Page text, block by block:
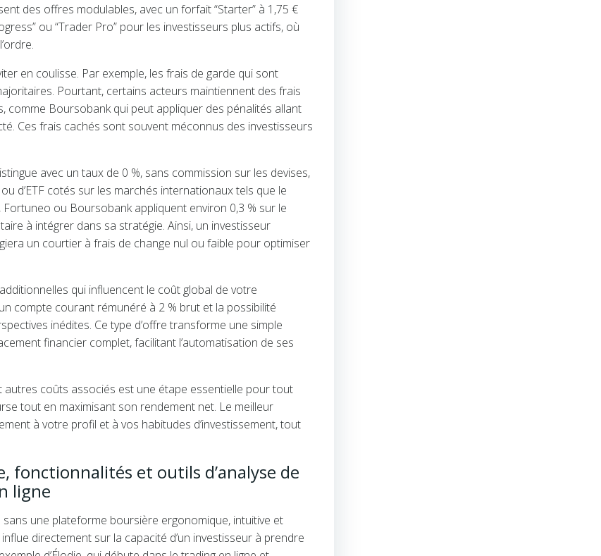
des offres modulables, avec un forfait “Starter” à 1,75 €
ou “Trader Pro” pour les investisseurs plus actifs, où
en coulisse. Par exemple, les frais de garde qui sont
Pourtant, certains acteurs maintiennent des frais
comme Boursobank qui peut appliquer des pénalités allant
Ces frais cachés sont souvent méconnus des investisseurs
avec un taux de 0 %, sans commission sur les devises,
d’ETF cotés sur les marchés internationaux tels que le
ou Boursobank appliquent environ 0,3 % sur le
à intégrer dans sa stratégie. Ainsi, un investisseur
un courtier à frais de change nul ou faible pour optimiser
qui influencent le coût global de votre
compte courant rémunéré à 2 % brut et la possibilité
inédites. Ce type d’offre transforme une simple
financier complet, facilitant l’automatisation de ses
coûts associés est une étape essentielle pour tout
tout en maximisant son rendement net. Le meilleur
à votre profil et à vos habitudes d’investissement, tout
fonctionnalités et outils d’analyse de
ligne
une plateforme boursière ergonomique, intuitive et
directement sur la capacité d’un investisseur à prendre